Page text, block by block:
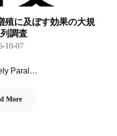
殖に及ぼす効果の大規
調査
10-07
Paral…
More